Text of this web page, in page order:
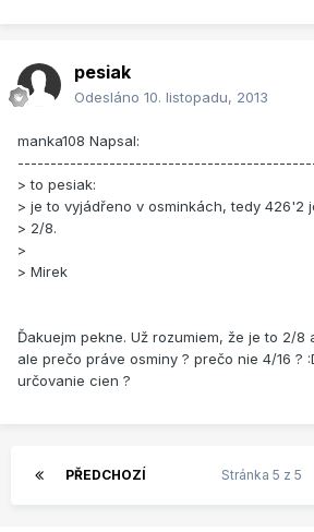
pesiak
Odesláno 10. listopadu, 2013
manka108 Napsal:
> to pesiak:
> je to vyjádřeno v osminkách, tedy 426'2
> 2/8.
>
> Mirek
Ďakuejm pekne. Už rozumiem, že je to 2/
ale prečo práve osminy ? prečo nie 4/16 ?
určovanie cien ?
PŘEDCHOZÍ Stránka 5 z 5